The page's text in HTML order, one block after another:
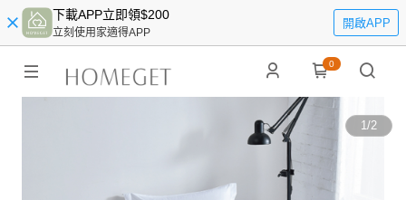
下載APP立即領$200
立刻使用家適得APP
開啟APP
0
1/2